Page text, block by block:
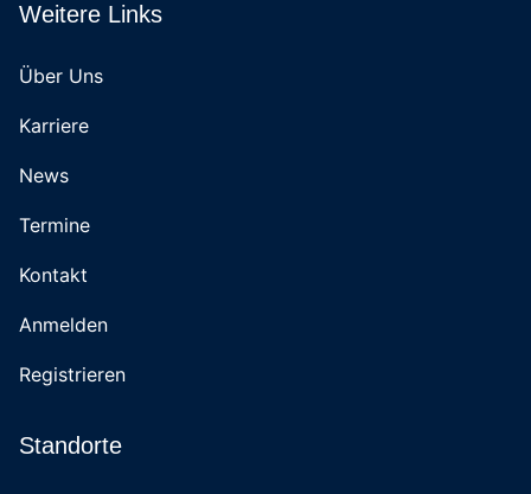
Weitere Links
Über Uns
Karriere
News
Termine
Kontakt
Anmelden
Registrieren
Standorte